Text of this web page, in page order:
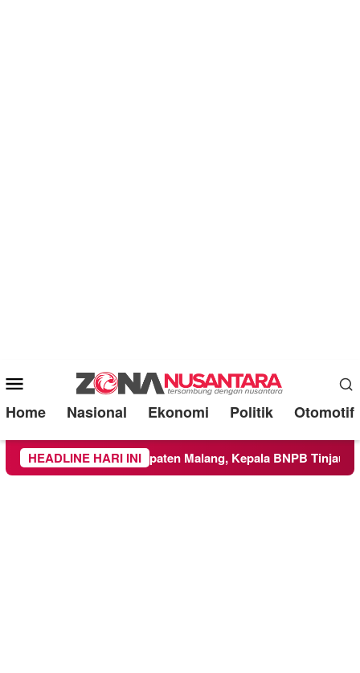
Mobile
Menu
Home Nasional Ekonomi Politik Otomotif
HEADLINE HARI INI
Kabupaten Malang, Kepala BNPB Tinjau Langsung Lokasi